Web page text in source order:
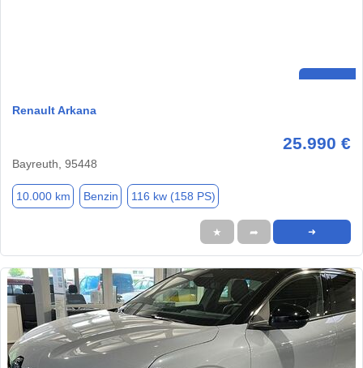
Renault Arkana
25.990 €
Bayreuth, 95448
10.000 km Benzin 116 kw (158 PS)
★ ➦ ➜